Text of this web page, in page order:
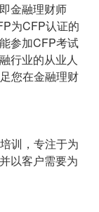
金融理财师
为CFP认证的
参加CFP考试
行业的从业人
您在金融理财
训，专注于为
以客户需要为